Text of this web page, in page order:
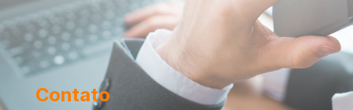
Contato